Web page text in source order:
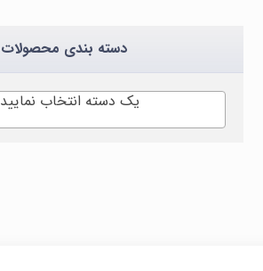
دسته بندی محصولات
یک دسته انتخاب نمایید